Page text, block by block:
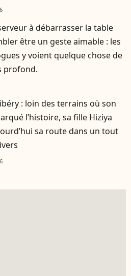
à débarrasser la table
être un geste aimable : les
y voient quelque chose de
profond.
: loin des terrains où son
l’histoire, sa fille Hiziya
sa route dans un tout